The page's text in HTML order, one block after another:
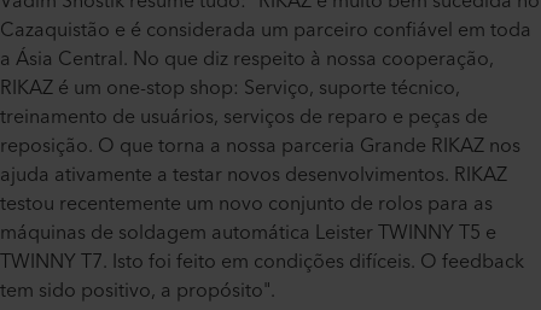
Cazaquistão e é considerada um parceiro confiável em toda
a Ásia Central. No que diz respeito à nossa cooperação,
RIKAZ é um one-stop shop: Serviço, suporte técnico,
treinamento de usuários, serviços de reparo e peças de
reposição. O que torna a nossa parceria Grande RIKAZ nos
ajuda ativamente a testar novos desenvolvimentos. RIKAZ
testou recentemente um novo conjunto de rolos para as
máquinas de soldagem automática Leister TWINNY T5 e
TWINNY T7. Isto foi feito em condições difíceis. O feedback
tem sido positivo, a propósito".